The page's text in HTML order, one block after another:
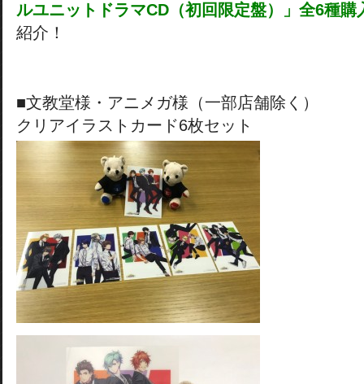
ルユニットドラマCD（初回限定盤）」全6種購
紹介！
■文教堂様・アニメガ様（一部店舗除く）
クリアイラストカード6枚セット